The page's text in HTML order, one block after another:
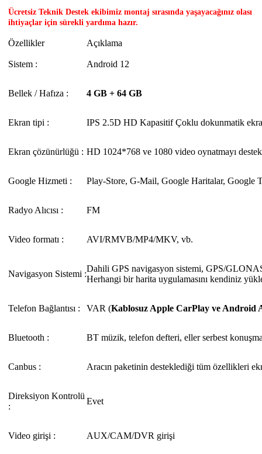
Ücretsiz Teknik Destek ekibimiz montaj sırasında yaşayacağınız olası
ihtiyaçlar için sürekli yardıma hazır.
Özellikler Açıklama
Sistem : Android 12
Bellek / Hafıza : 4 GB + 64 GB
Ekran tipi : IPS 2.5D HD Kapasitif Çoklu dokunmatik
Ekran çözünürlüğü : HD 1024*768 ve 1080 video oynatmayı
Google Hizmeti : Play-Store, G-Mail, Google Haritalar, Google
Radyo Alıcısı : FM
Video formatı : AVI/RMVB/MP4/MKV, vb.
Navigasyon Sistemi :
Dahili GPS navigasyon sistemi, GPS/
Herhangi bir harita uygulamasını kendiniz
Telefon Bağlantısı : VAR (Kablosuz Apple CarPlay ve Android
Bluetooth : BT müzik, telefon defteri, eller serbest
Canbus : Aracın paketinin desteklediği tüm özellikleri
Direksiyon Kontrolü
:
Evet
Video girişi : AUX/CAM/DVR girişi